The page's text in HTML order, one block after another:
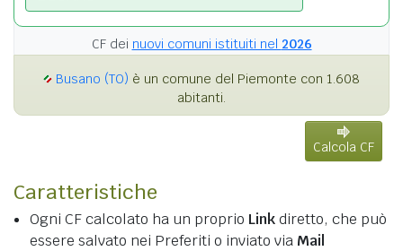
CF dei nuovi comuni istituiti nel 2026
Busano (TO) è un comune del Piemonte con 1.608
abitanti.
Calcola CF
Caratteristiche
Ogni CF calcolato ha un proprio Linkdiretto, che può
essere salvato nei Preferiti o inviato via Mail